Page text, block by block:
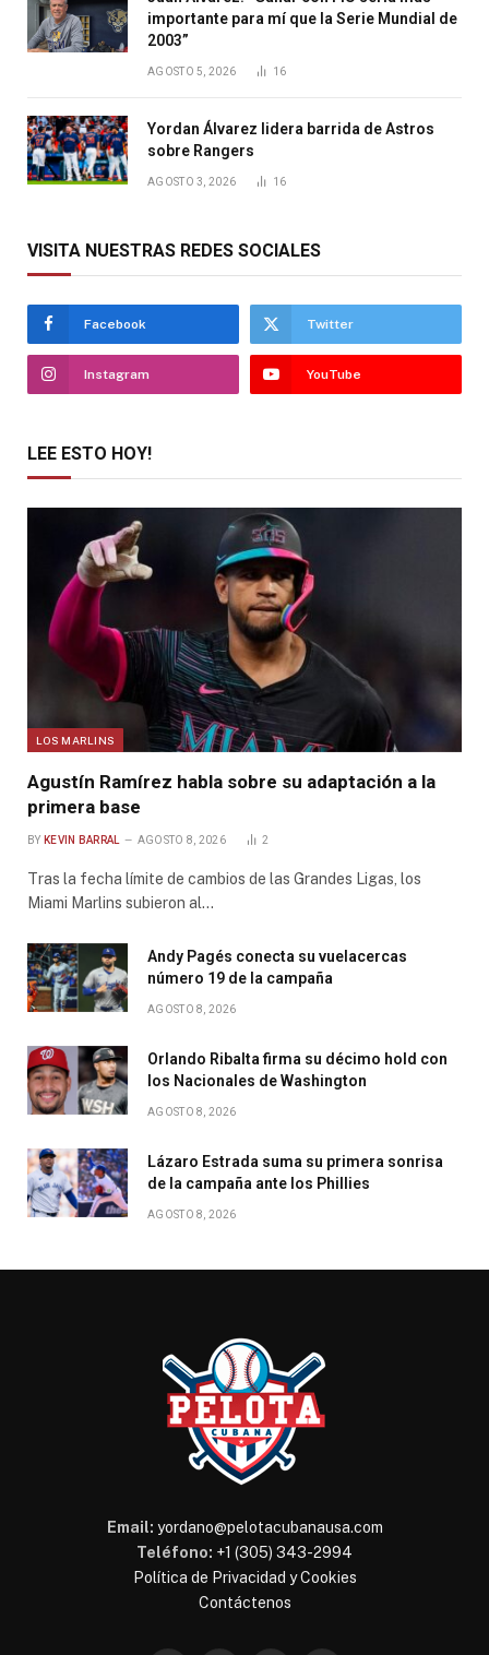
importante para mí que la Serie Mundial de
2003”
AGOSTO 5, 2026 16
Yordan Álvarez lidera barrida de Astros
sobre Rangers
AGOSTO 3, 2026 16
VISITA NUESTRAS REDES SOCIALES
Facebook Twitter
Instagram YouTube
LEE ESTO HOY!
LOS MARLINS
Agustín Ramírez habla sobre su adaptación a la
primera base
BY KEVIN BARRAL AGOSTO 8, 2026 2
Tras la fecha límite de cambios de las Grandes Ligas, los
Miami Marlins subieron al…
Andy Pagés conecta su vuelacercas
número 19 de la campaña
AGOSTO 8, 2026
Orlando Ribalta firma su décimo hold con
los Nacionales de Washington
AGOSTO 8, 2026
Lázaro Estrada suma su primera sonrisa
de la campaña ante los Phillies
AGOSTO 8, 2026
Email: yordano@pelotacubanausa.com
Teléfono: +1 (305) 343-2994
Política de Privacidad y Cookies
Contáctenos